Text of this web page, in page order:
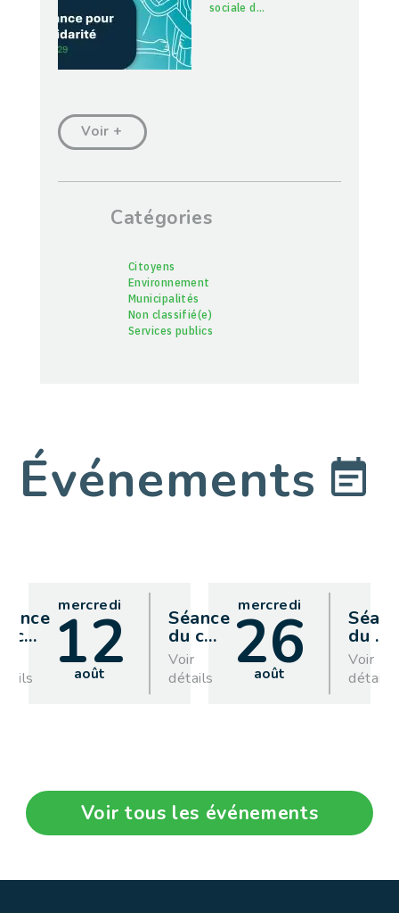
sociale d…
Voir +
Catégories
Citoyens
Environnement
Municipalités
Non classifié(e)
Services publics
Événements
c…
mercredi
12
août
Séance
du c…
Voir
détails
mercredi
26
août
du …
Voir
détails
Voir tous les événements